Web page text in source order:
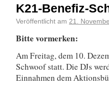
K21-Benefiz-
Veröffentlicht am 21.
Bitte vormerken:
Am Freitag, dem 10.
Schwoof statt. Die DJs
Einnahmen dem